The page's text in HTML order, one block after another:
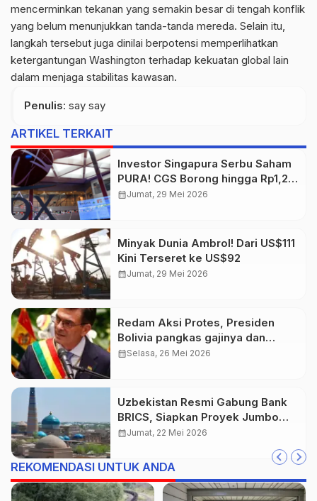
mencerminkan tekanan yang semakin besar di tengah konflik
yang belum menunjukkan tanda-tanda mereda. Selain itu,
langkah tersebut juga dinilai berpotensi memperlihatkan
ketergantungan Washington terhadap kekuatan global lain
dalam menjaga stabilitas kawasan.
Penulis: say say
ARTIKEL TERKAIT
Investor Singapura Serbu Saham
PURA! CGS Borong hingga Rp1,2
Miliar
calendar_monthJumat, 29 Mei 2026
Minyak Dunia Ambrol! Dari US$111
Kini Terseret ke US$92
calendar_monthJumat, 29 Mei 2026
Redam Aksi Protes, Presiden
Bolivia pangkas gajinya dan
kabinet
calendar_monthSelasa, 26 Mei 2026
Uzbekistan Resmi Gabung Bank
BRICS, Siapkan Proyek Jumbo
Rp79,7 Triliun
calendar_monthJumat, 22 Mei 2026
REKOMENDASI UNTUK ANDA